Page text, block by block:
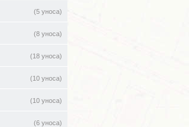
(5 уноса)
(8 уноса)
(18 уноса)
(10 уноса)
(10 уноса)
(6 уноса)